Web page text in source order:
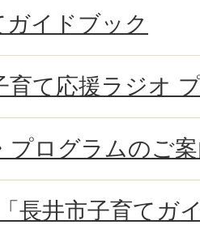
イドブック
育て応援ラジオ
プログラムのご
長井市子育てガ